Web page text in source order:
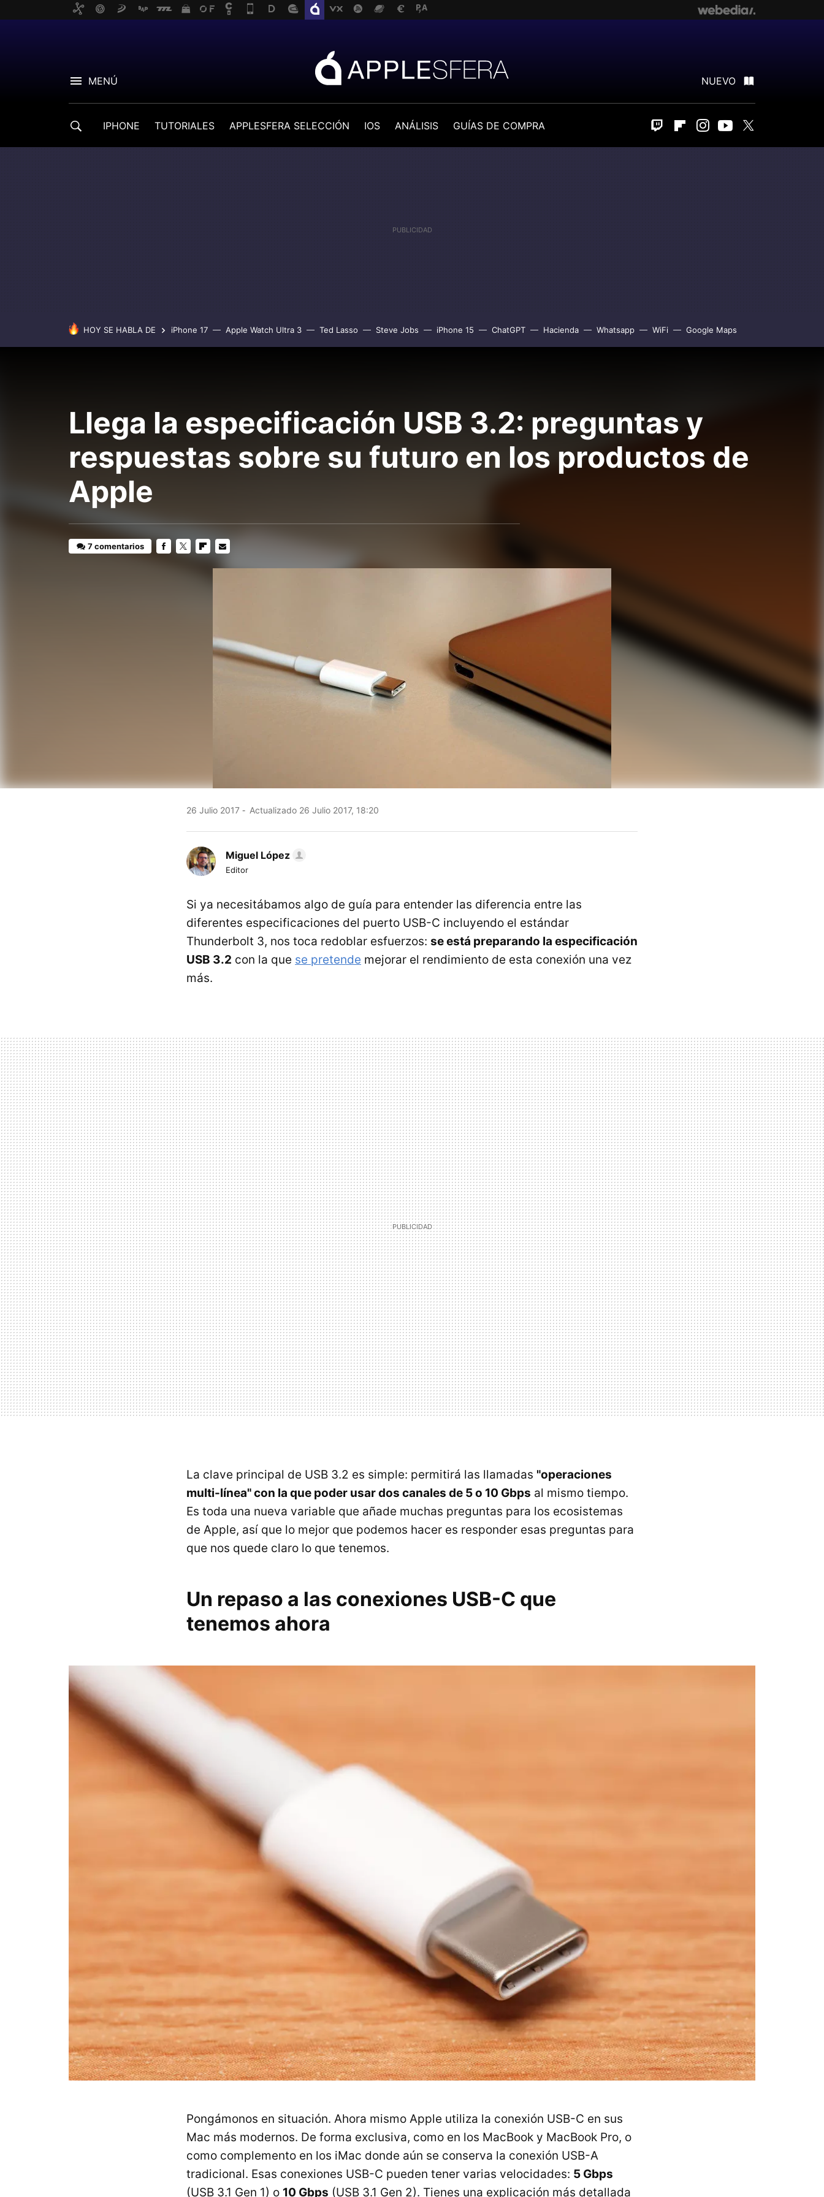
MENÚ NUEVO
IPHONE TUTORIALES APPLESFERA SELECCIÓN IOS ANÁLISIS GUÍAS DE COMPRA Twitch FlipboardInstagram
Youtube
HOY SE HABLA DE iPhone 17 Apple Watch Ultra 3 Ted Lasso Steve Jobs iPhone 15 ChatGPT Hacienda Whatsapp WiFi Google Maps
Llega la especificación USB 3.2: preguntas y
respuestas sobre su futuro en los productos de
Apple
7 comentarios
26 Julio 2017 Actualizado 26 Julio 2017, 18:20
Miguel López
Editor
Si ya necesitábamos algo de guía para entender las diferencia entre las
diferentes especificaciones del puerto USB-C incluyendo el estándar
Thunderbolt 3, nos toca redoblar esfuerzos: se está preparando la especificación
USB 3.2 con la que se pretende mejorar el rendimiento de esta conexión una vez
más.
La clave principal de USB 3.2 es simple: permitirá las llamadas "operaciones
multi-línea" con la que poder usar dos canales de 5 o 10 Gbps al mismo tiempo.
Es toda una nueva variable que añade muchas preguntas para los ecosistemas
de Apple, así que lo mejor que podemos hacer es responder esas preguntas para
que nos quede claro lo que tenemos.
Un repaso a las conexiones USB-C que
tenemos ahora
Pongámonos en situación. Ahora mismo Apple utiliza la conexión USB-C en sus
Mac más modernos. De forma exclusiva, como en los MacBook y MacBook Pro, o
como complemento en los iMac donde aún se conserva la conexión USB-A
tradicional. Esas conexiones USB-C pueden tener varias velocidades: 5 Gbps
(USB 3.1 Gen 1) o 10 Gbps (USB 3.1 Gen 2). Tienes una explicación más detallada